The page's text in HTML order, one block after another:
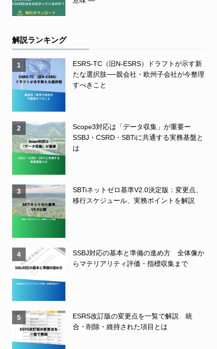
解説ランキング
1
ESRS-TC（旧N-ESRS）ドラフトが示す新
たな選択肢──親会社・欧州子会社が今整理
すべきこと
2
Scope3対応は「データ収集」が重要ー
SSBJ・CSRD・SBTiに共通する実務基盤と
は
3
SBTiネットゼロ基準V2.0決定版：変更点、
移行スケジュール、実務ポイントを解説
4
SSBJ対応の基本と準備の進め方 全体像か
らマテリアリティ評価・指標収集まで
5
ESRS改訂版の変更点を一覧で解説 統
合・削除・維持された項目とは